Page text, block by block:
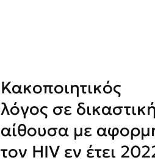
Κακοποιητικός
λόγος σε δικαστική
αίθουσα με
τον HIV εν έτει